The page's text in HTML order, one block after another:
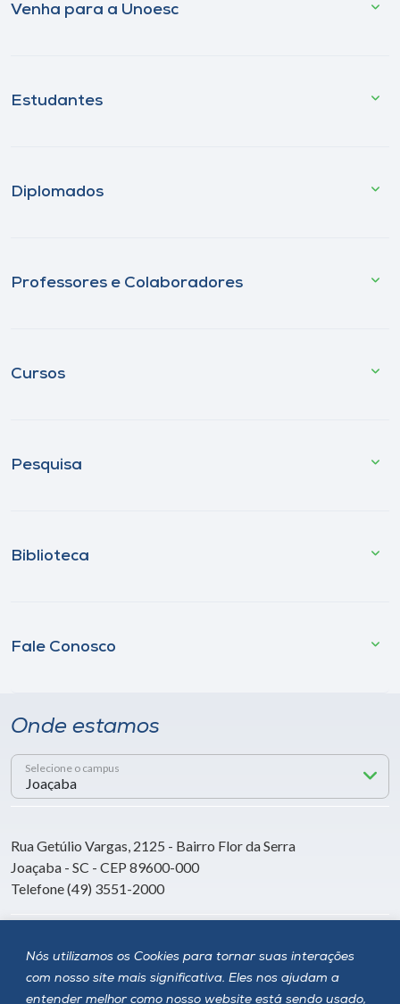
Nós utilizamos os Cookies para tornar suas interações
com nosso site mais significativa. Eles nos ajudam a
entender melhor como nosso website está sendo usado,
Venha para a Unoesc
Estudantes
Diplomados
Professores e Colaboradores
Cursos
Pesquisa
Biblioteca
Fale Conosco
Onde estamos
Selecione o campus
Rua Getúlio Vargas, 2125 - Bairro Flor da Serra
Joaçaba - SC - CEP 89600-000
Telefone (49) 3551-2000
Siga a Unoesc